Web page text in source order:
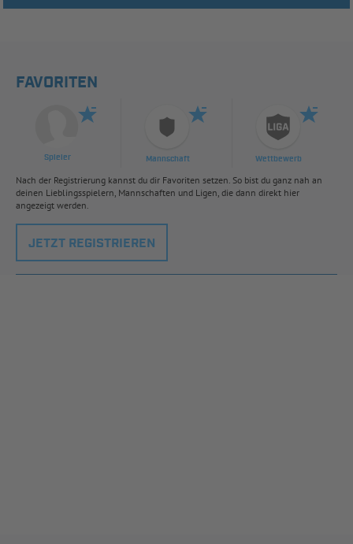
FAVORITEN
Spieler Mannschaft Wettbewerb
Nach der Registrierung kannst du dir Favoriten setzen. So bist du ganz nah an
deinen Lieblingsspielern, Mannschaften und Ligen, die dann direkt hier
angezeigt werden.
JETZT REGISTRIEREN